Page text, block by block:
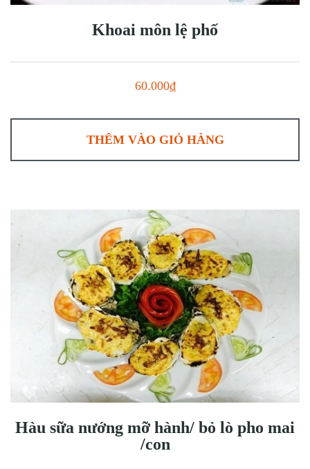
Khoai môn lệ phố
60.000₫
THÊM VÀO GIỎ HÀNG
Hàu sữa nướng mỡ hành/ bỏ lò pho mai
/con